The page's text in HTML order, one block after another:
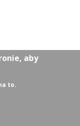
aby
to.